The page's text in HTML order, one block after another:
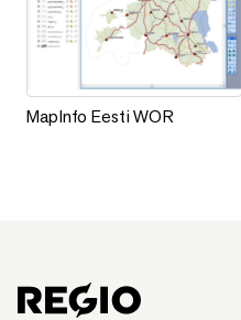
MapInfo Eesti WOR
MapInfo Eesti WOR